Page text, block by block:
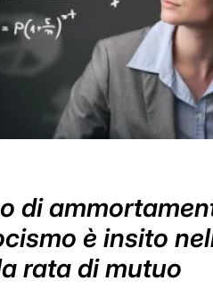
di
è insito
rata di mutuo